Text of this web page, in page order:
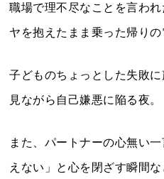
職場で理不尽なことを言わ
ヤを抱えたまま乗った帰りの
子どものちょっとした失敗
見ながら自己嫌悪に陥る夜。
また、パートナーの心無い
えない」と心を閉ざす瞬間